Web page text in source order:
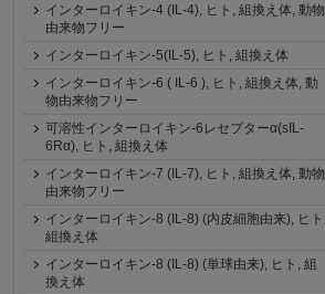
インターロイキン‐4 (IL-4), ヒト, 組換え体, 動物
由来物フリー
インターロイキン-5(IL-5), ヒト, 組換え体
インターロイキン-6 ( IL-6 ), ヒト, 組換え体, 動
物由来物フリー
可溶性インターロイキン-6レセプターα(sIL-
6Rα), ヒト, 組換え体
インターロイキン-7 (IL-7), ヒト, 組換え体, 動物
由来物フリー
インターロイキン-8 (IL-8) (内皮細胞由来), ヒト,
組換え体
インターロイキン-8 (IL-8) (単球由来), ヒト, 組
換え体